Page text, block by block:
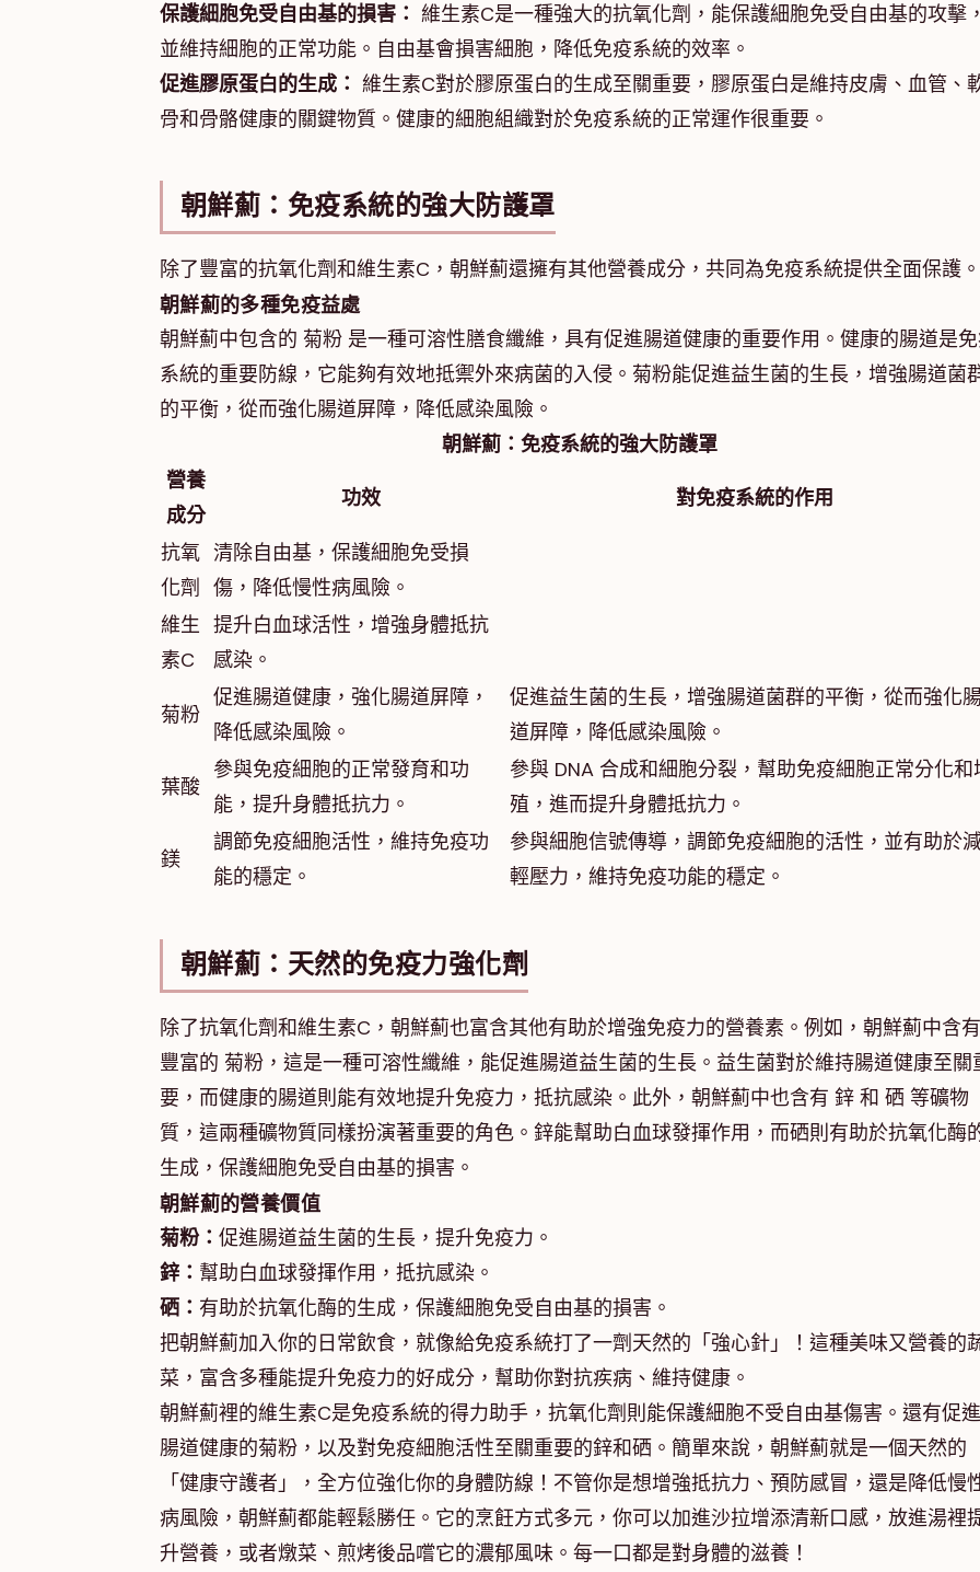
保護細胞免受自由基的損害： 維生素C是一種強大的抗氧化劑，能保護細胞免受自由基的攻擊，
並維持細胞的正常功能。自由基會損害細胞，降低免疫系統的效率。
促進膠原蛋白的生成： 維生素C對於膠原蛋白的生成至關重要，膠原蛋白是維持皮膚、血管、
骨和骨骼健康的關鍵物質。健康的細胞組織對於免疫系統的正常運作很重要。
朝鮮薊：免疫系統的強大防護罩
除了豐富的抗氧化劑和維生素C，朝鮮薊還擁有其他營養成分，共同為免疫系統提供全面保護。
朝鮮薊的多種免疫益處
朝鮮薊中包含的 菊粉 是一種可溶性膳食纖維，具有促進腸道健康的重要作用。健康的腸道是
系統的重要防線，它能夠有效地抵禦外來病菌的入侵。菊粉能促進益生菌的生長，增強腸道菌
的平衡，從而強化腸道屏障，降低感染風險。
朝鮮薊：免疫系統的強大防護罩
營養
成分
功效 對免疫系統的作用
抗氧
化劑
清除自由基，保護細胞免受損
傷，降低慢性病風險。
維生
素C
提升白血球活性，增強身體抵抗
感染。
菊粉
促進腸道健康，強化腸道屏障，
降低感染風險。
促進益生菌的生長，增強腸道菌群的平衡，從而強化
道屏障，降低感染風險。
葉酸
參與免疫細胞的正常發育和功
能，提升身體抵抗力。
參與 DNA 合成和細胞分裂，幫助免疫細胞正常分化和
殖，進而提升身體抵抗力。
鎂
調節免疫細胞活性，維持免疫功
能的穩定。
參與細胞信號傳導，調節免疫細胞的活性，並有助於
輕壓力，維持免疫功能的穩定。
朝鮮薊：天然的免疫力強化劑
除了抗氧化劑和維生素C，朝鮮薊也富含其他有助於增強免疫力的營養素。例如，朝鮮薊中含有
豐富的 菊粉，這是一種可溶性纖維，能促進腸道益生菌的生長。益生菌對於維持腸道健康至關
要，而健康的腸道則能有效地提升免疫力，抵抗感染。此外，朝鮮薊中也含有 鋅 和 硒 等礦物
質，這兩種礦物質同樣扮演著重要的角色。鋅能幫助白血球發揮作用，而硒則有助於抗氧化酶
生成，保護細胞免受自由基的損害。
朝鮮薊的營養價值
菊粉： 促進腸道益生菌的生長，提升免疫力。
鋅： 幫助白血球發揮作用，抵抗感染。
硒： 有助於抗氧化酶的生成，保護細胞免受自由基的損害。
把朝鮮薊加入你的日常飲食，就像給免疫系統打了一劑天然的「強心針」！這種美味又營養的
菜，富含多種能提升免疫力的好成分，幫助你對抗疾病、維持健康。
朝鮮薊裡的維生素C是免疫系統的得力助手，抗氧化劑則能保護細胞不受自由基傷害。還有促進
腸道健康的菊粉，以及對免疫細胞活性至關重要的鋅和硒。簡單來說，朝鮮薊就是一個天然的
「健康守護者」，全方位強化你的身體防線！不管你是想增強抵抗力、預防感冒，還是降低慢
病風險，朝鮮薊都能輕鬆勝任。它的烹飪方式多元，你可以加進沙拉增添清新口感，放進湯裡
升營養，或者燉菜、煎烤後品嚐它的濃郁風味。每一口都是對身體的滋養！